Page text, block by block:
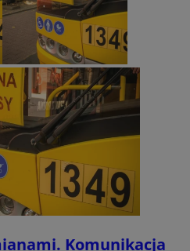
Komunikacja